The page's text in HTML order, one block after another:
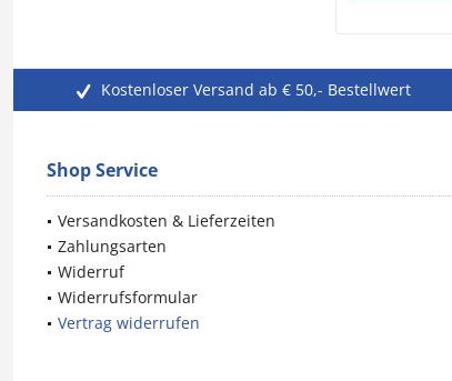
Kostenloser Versand ab € 50,- Bestellwert
Shop Service
Versandkosten & Lieferzeiten
Zahlungsarten
Widerruf
Widerrufsformular
Vertrag widerrufen